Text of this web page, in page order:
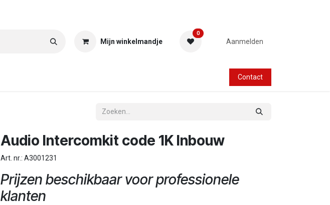
Mijn winkelmandje
0
Aanmelden
Contact
Audio Intercomkit code 1K Inbouw
Art. nr.: A3001231
Prijzen beschikbaar voor professionele
klanten